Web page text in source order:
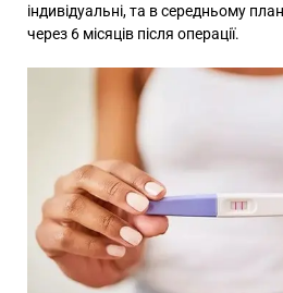
індивідуальні, та в середньому
через 6 місяців після операції.